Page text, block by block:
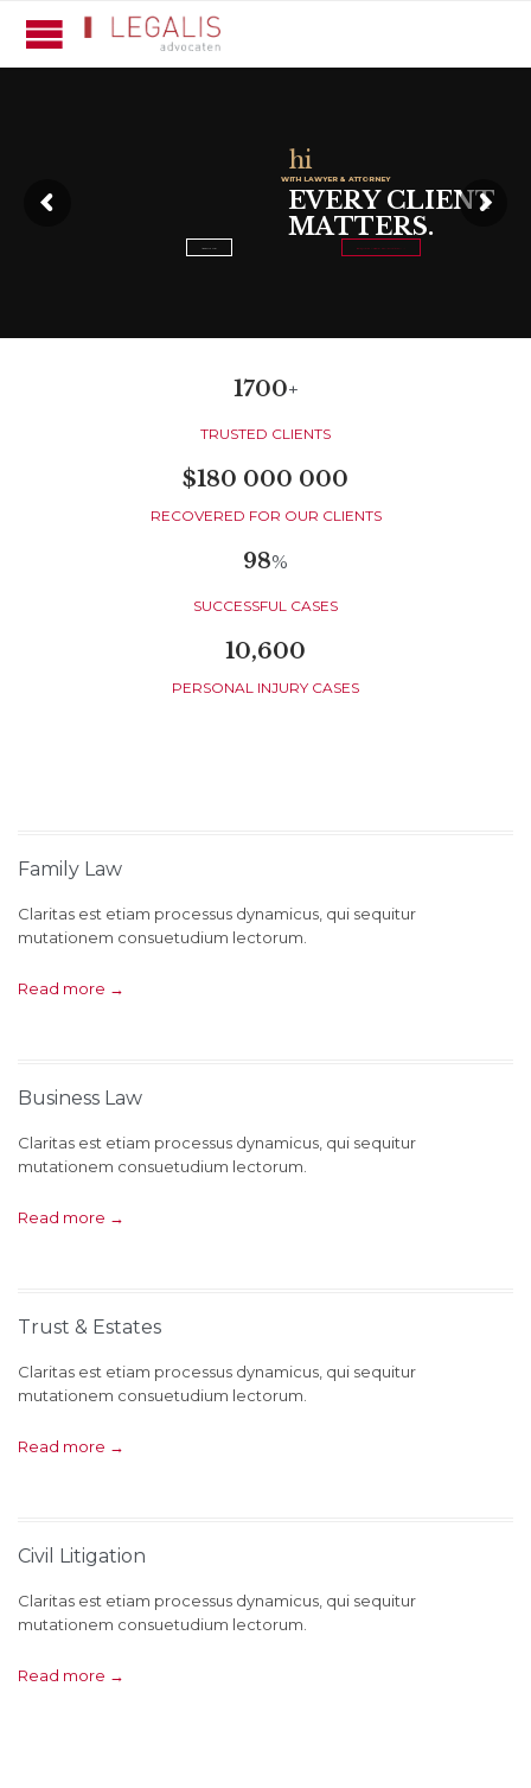
EVERY CLIENT
MATTERS.
hi
WITH LAWYER & ATTORNEY
REQUEST A FREE CONSULTATION →
ABOUT ME
1700+
TRUSTED CLIENTS
$180 000 000
RECOVERED FOR OUR CLIENTS
98%
SUCCESSFUL CASES
10,600
PERSONAL INJURY CASES
Family Law
Claritas est etiam processus dynamicus, qui sequitur
mutationem consuetudium lectorum.
Read more →
Business Law
Claritas est etiam processus dynamicus, qui sequitur
mutationem consuetudium lectorum.
Read more →
Trust & Estates
Claritas est etiam processus dynamicus, qui sequitur
mutationem consuetudium lectorum.
Read more →
Civil Litigation
Claritas est etiam processus dynamicus, qui sequitur
mutationem consuetudium lectorum.
Read more →